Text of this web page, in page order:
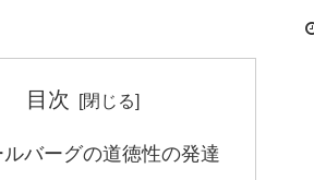
目次
ルバーグの道徳性の発達